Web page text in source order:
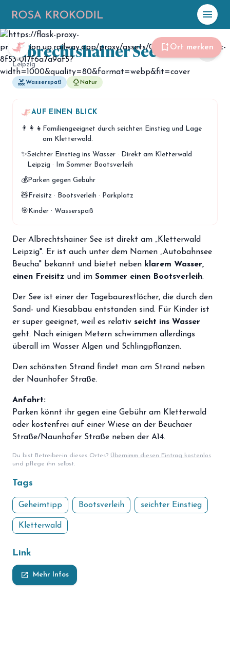
menu
☀️ Heute
Plane mit Kroki
celebration Events NEU
hiking Abenteuer
hotel Unterkünfte
menu_book Guides
map
storefront Shop
loyalty Mitgliedschaft
groups Entdecker Crew
login Anmelden / Registrieren
bookmark_add Ort merken
Albrechtshainer See
Leipzig
poolWasserspaß nature Natur
share
AUF EINEN BLICK
👨‍👩‍👧 Familiengeeignet durch seichten Einstieg und Lage
am Kletterwald.
✨Seichter Einstieg ins Wasser · Direkt am Kletterwald
Leipzig · Im Sommer Bootsverleih
💰Parken gegen Gebühr
🧸Freisitz · Bootsverleih · Parkplatz
🎯Kinder · Wasserspaß
Der Albrechtshainer See ist direkt am „Kletterwald
Leipzig". Er ist auch unter dem Namen „Autobahnsee
Beucha" bekannt und bietet neben klarem Wasser,
einen Freisitz und im Sommer einen Bootsverleih.
Der See ist einer der Tagebaurestlöcher, die durch den
Sand- und Kiesabbau entstanden sind. Für Kinder ist
er super geeignet, weil es relativ seicht ins Wasser
geht. Nach einigen Metern schwimmen allerdings
überall im Wasser Algen und Schlingpflanzen.
Den schönsten Strand findet man am Strand neben
der Naunhofer Straße.
Anfahrt:
Parken könnt ihr gegen eine Gebühr am Kletterwald
oder kostenfrei auf einer Wiese an der Beuchaer
Straße/Naunhofer Straße neben der A14.
Du bist Betreiber:in dieses Ortes? Übernimm diesen Eintrag kostenlos
und pflege ihn selbst.
Tags
Geheimtipp Bootsverleih seichter Einstieg
Kletterwald
Link
launch Mehr Infos